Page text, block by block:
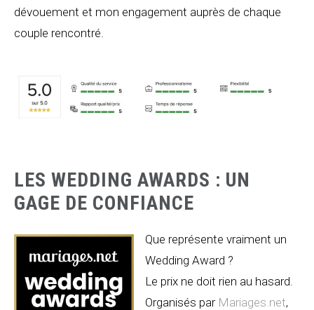
dévouement et mon engagement auprès de chaque
couple rencontré.
LES WEDDING AWARDS : UN
GAGE DE CONFIANCE
Que représente vraiment un
Wedding Award ?
Le prix ne doit rien au hasard.
Organisés par Mariages.net,